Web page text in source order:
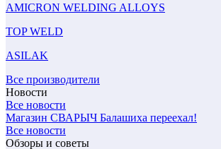
AMICRON WELDING ALLOYS
TOP WELD
ASILAK
Все производители
Новости
Все новости
Магазин СВАРЫЧ Балашиха переехал!
Все новости
Обзоры и советы